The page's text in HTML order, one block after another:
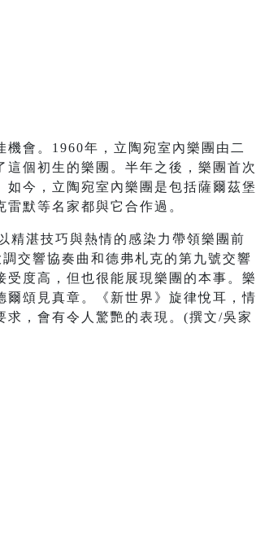
會。1960年，立陶宛室內樂團由二
個初生的樂團。半年之後，樂團首次
今，立陶宛室內樂團是包括薩爾茲堡
默等名家都與它合作過。
精湛技巧與熱情的感染力帶領樂團前
交響協奏曲和德弗札克的第九號交響
度高，但也很能展現樂團的本事。樂
頌見真章。《新世界》旋律悅耳，情
，會有令人驚艷的表現。(撰文/吳家